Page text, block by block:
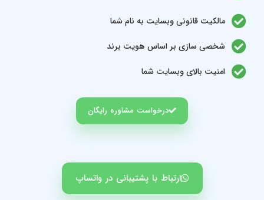
مالکیت قانونی وبسایت به نام شما
شخصی سازی بر اساس هویت برند
امنیت بالای وبسایت شما
درخواست مشاوره رایگان
ارتباط با پشتیبانی در واتساپ